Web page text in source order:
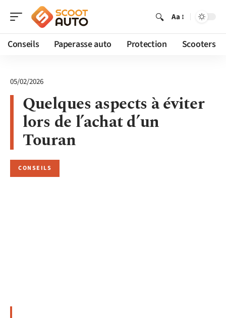
Aa
Conseils Paperasse auto Protection Scooters
05/02/2026
Quelques aspects à éviter
lors de l’achat d’un
Touran
CONSEILS